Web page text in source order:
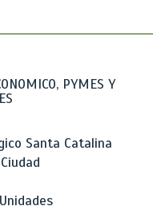
PYMES Y
Santa Catalina